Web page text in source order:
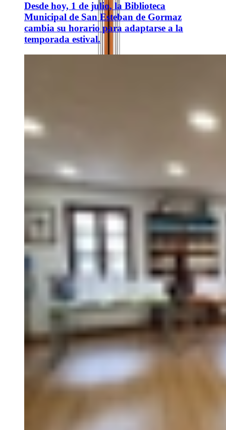
Desde hoy, 1 de julio, la Biblioteca
Municipal de San Esteban de Gormaz
cambia su horario para adaptarse a la
temporada estival.